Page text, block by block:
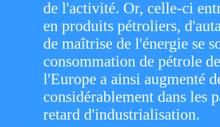
de l'activité. Or, celle-ci
en produits pétroliers,
de maîtrise de l'énergie se
consommation de pétrole
l'Europe a ainsi augmenté
considérablement dans les
retard d'industrialisation.